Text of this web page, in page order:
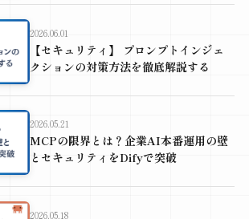
2026.06.01
【セキュリティ】 プロンプトインジェ
クションの対策方法を徹底解説する
2026.05.21
MCPの限界とは？企業AI本番運用の壁
とセキュリティをDifyで突破
2026.05.18